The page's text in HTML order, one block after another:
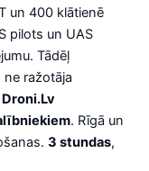
un 400 klātienē
pilots un UAS
Tādēļ
ne ražotāja
Droni.Lv
. Rīgā un
3 stundas,